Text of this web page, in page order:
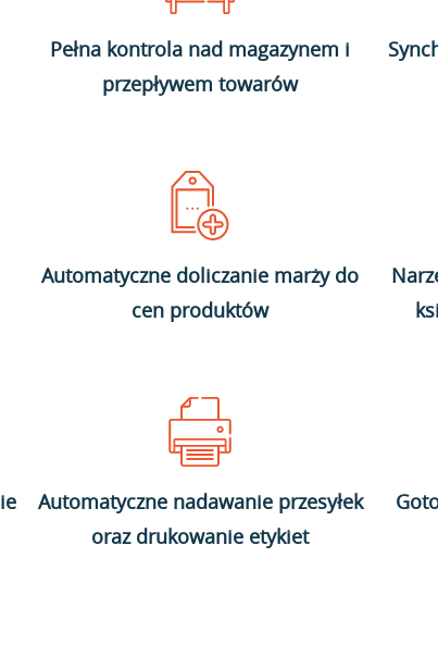
Pełna kontrola nad magazynem i
przepływem towarów
Automatyczne doliczanie marży do
cen produktów
Automatyczne nadawanie przesyłek
oraz drukowanie etykiet